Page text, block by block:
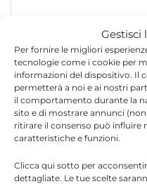
Gestisci
Per fornire le migliori
tecnologie come i cookie per
informazioni del dispositivo. Il
permetterà a noi e ai nostri
il comportamento durante la
sito e di mostrare annunci
ritirare il consenso può influire
caratteristiche e funzioni.
Clicca qui sotto per
dettagliate. Le tue scelte
Nome*